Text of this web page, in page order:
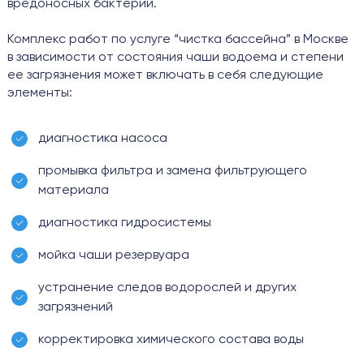
вредоносных бактерий.
Комплекс работ по услуге “чистка бассейна” в Москве
в зависимости от состояния чаши водоема и степени
ее загрязнения может включать в себя следующие
элементы:
диагностика насоса
промывка фильтра и замена фильтрующего
материала
диагностика гидросистемы
мойка чаши резервуара
устранение следов водорослей и других
загрязнений
корректировка химического состава воды